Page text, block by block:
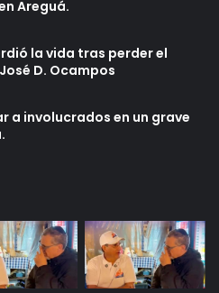
Areguá.
la vida tras perder el
D. Ocampos
a involucrados en un grave